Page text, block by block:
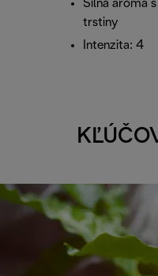
Silná aróma
trstiny
Intenzita: 4